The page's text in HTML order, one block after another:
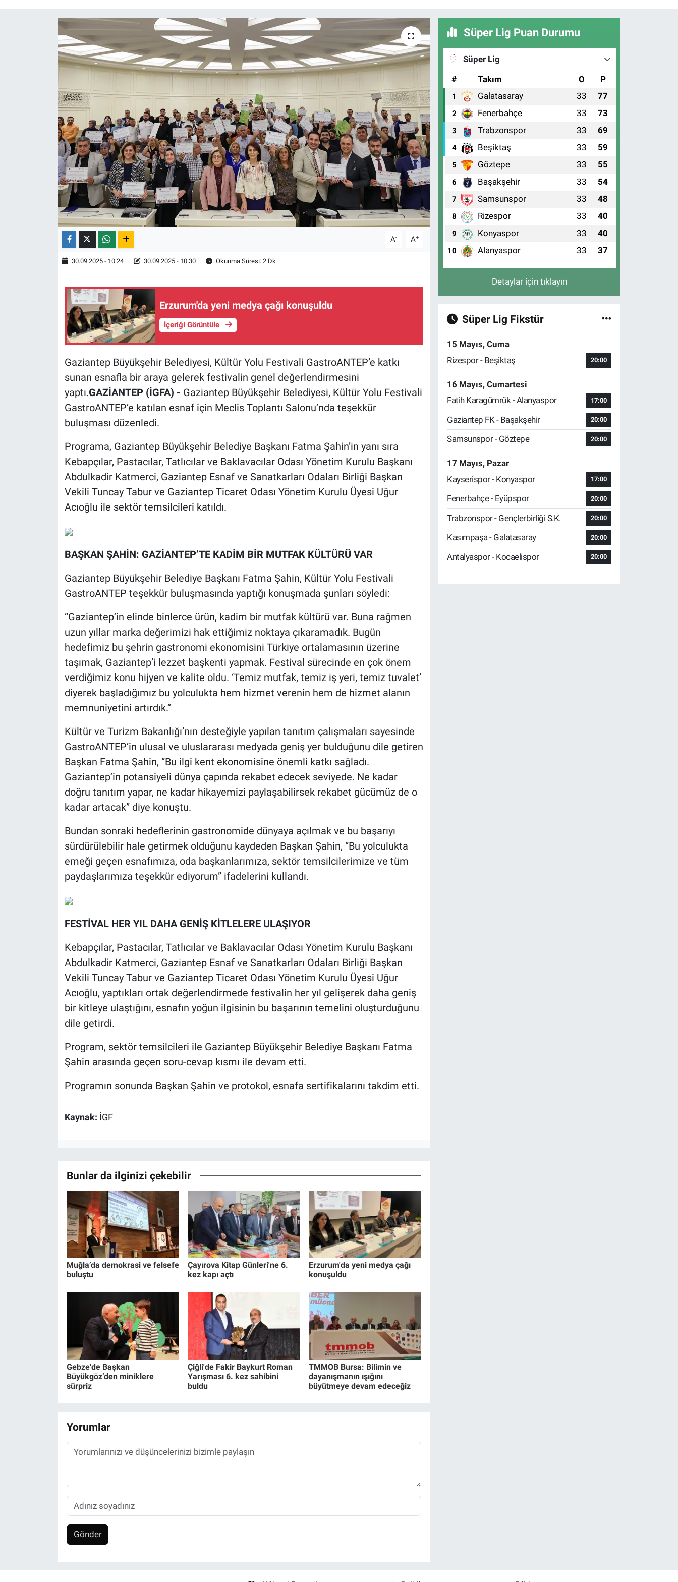
A- A+
30.09.2025 - 10:24 30.09.2025 - 10:30 Okunma Süresi: 2 Dk
Erzurum'da yeni medya çağı konuşuldu
İçeriği Görüntüle
Gaziantep Büyükşehir Belediyesi, Kültür Yolu Festivali GastroANTEP’e katkı
sunan esnafla bir araya gelerek festivalin genel değerlendirmesini
yaptı.GAZİANTEP (İGFA) - Gaziantep Büyükşehir Belediyesi, Kültür Yolu Festivali
GastroANTEP’e katılan esnaf için Meclis Toplantı Salonu’nda teşekkür
buluşması düzenledi.
Programa, Gaziantep Büyükşehir Belediye Başkanı Fatma Şahin’in yanı sıra
Kebapçılar, Pastacılar, Tatlıcılar ve Baklavacılar Odası Yönetim Kurulu Başkanı
Abdulkadir Katmerci, Gaziantep Esnaf ve Sanatkarları Odaları Birliği Başkan
Vekili Tuncay Tabur ve Gaziantep Ticaret Odası Yönetim Kurulu Üyesi Uğur
Acıoğlu ile sektör temsilcileri katıldı.
BAŞKAN ŞAHİN: GAZİANTEP’TE KADİM BİR MUTFAK KÜLTÜRÜ VAR
Gaziantep Büyükşehir Belediye Başkanı Fatma Şahin, Kültür Yolu Festivali
GastroANTEP teşekkür buluşmasında yaptığı konuşmada şunları söyledi:
“Gaziantep’in elinde binlerce ürün, kadim bir mutfak kültürü var. Buna rağmen
uzun yıllar marka değerimizi hak ettiğimiz noktaya çıkaramadık. Bugün
hedefimiz bu şehrin gastronomi ekonomisini Türkiye ortalamasının üzerine
taşımak, Gaziantep’i lezzet başkenti yapmak. Festival sürecinde en çok önem
verdiğimiz konu hijyen ve kalite oldu. ‘Temiz mutfak, temiz iş yeri, temiz tuvalet’
diyerek başladığımız bu yolculukta hem hizmet verenin hem de hizmet alanın
memnuniyetini artırdık.”
Kültür ve Turizm Bakanlığı’nın desteğiyle yapılan tanıtım çalışmaları sayesinde
GastroANTEP’in ulusal ve uluslararası medyada geniş yer bulduğunu dile getiren
Başkan Fatma Şahin, “Bu ilgi kent ekonomisine önemli katkı sağladı.
Gaziantep’in potansiyeli dünya çapında rekabet edecek seviyede. Ne kadar
doğru tanıtım yapar, ne kadar hikayemizi paylaşabilirsek rekabet gücümüz de o
kadar artacak” diye konuştu.
Bundan sonraki hedeflerinin gastronomide dünyaya açılmak ve bu başarıyı
sürdürülebilir hale getirmek olduğunu kaydeden Başkan Şahin, “Bu yolculukta
emeği geçen esnafımıza, oda başkanlarımıza, sektör temsilcilerimize ve tüm
paydaşlarımıza teşekkür ediyorum” ifadelerini kullandı.
FESTİVAL HER YIL DAHA GENİŞ KİTLELERE ULAŞIYOR
Kebapçılar, Pastacılar, Tatlıcılar ve Baklavacılar Odası Yönetim Kurulu Başkanı
Abdulkadir Katmerci, Gaziantep Esnaf ve Sanatkarları Odaları Birliği Başkan
Vekili Tuncay Tabur ve Gaziantep Ticaret Odası Yönetim Kurulu Üyesi Uğur
Acıoğlu, yaptıkları ortak değerlendirmede festivalin her yıl gelişerek daha geniş
bir kitleye ulaştığını, esnafın yoğun ilgisinin bu başarının temelini oluşturduğunu
dile getirdi.
Program, sektör temsilcileri ile Gaziantep Büyükşehir Belediye Başkanı Fatma
Şahin arasında geçen soru-cevap kısmı ile devam etti.
Programın sonunda Başkan Şahin ve protokol, esnafa sertifikalarını takdim etti.
Kaynak: İGF
Bunlar da ilginizi çekebilir
Muğla’da demokrasi ve felsefe
buluştu
Çayırova Kitap Günleri'ne 6.
kez kapı açtı
Erzurum'da yeni medya çağı
konuşuldu
Gebze'de Başkan
Büyükgöz’den miniklere
sürpriz
Çiğli'de Fakir Baykurt Roman
Yarışması 6. kez sahibini
buldu
TMMOB Bursa: Bilimin ve
dayanışmanın ışığını
büyütmeye devam edeceğiz
Yorumlar
Gönder
Süper Lig Puan Durumu
Süper Lig
#
Takım O P
1 Galatasaray 33 77
2 Fenerbahçe 33 73
3 Trabzonspor 33 69
4 Beşiktaş 33 59
5 Göztepe 33 55
6 Başakşehir 33 54
7 Samsunspor 33 48
8 Rizespor 33 40
9 Konyaspor 33 40
10 Alanyaspor 33 37
Detaylar için tıklayın
Süper Lig Fikstür
15 Mayıs, Cuma
Rizespor - Beşiktaş
20:00
16 Mayıs, Cumartesi
Fatih Karagümrük - Alanyaspor
17:00
Gaziantep FK - Başakşehir 20:00
Samsunspor - Göztepe 20:00
17 Mayıs, Pazar
Kayserispor - Konyaspor
17:00
Fenerbahçe - Eyüpspor 20:00
Trabzonspor - Gençlerbirliği S.K. 20:00
Kasımpaşa - Galatasaray 20:00
Antalyaspor - Kocaelispor 20:00
Röportaj
Video Galeri